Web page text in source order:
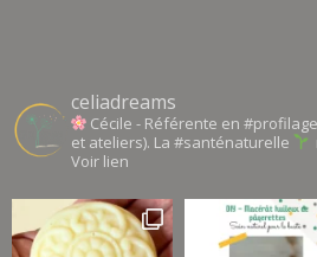
celiadreams
Cécile - Référente en
et ateliers). La #santénaturelle
Voir lien